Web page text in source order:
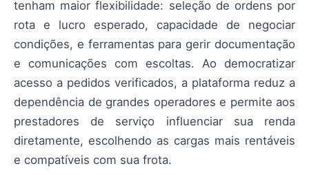
tenham maior flexibilidade: seleção de ordens por
rota e lucro esperado, capacidade de negociar
condições, e ferramentas para gerir documentação
e comunicações com escoltas. Ao democratizar
acesso a pedidos verificados, a plataforma reduz a
dependência de grandes operadores e permite aos
prestadores de serviço influenciar sua renda
diretamente, escolhendo as cargas mais rentáveis
e compatíveis com sua frota.